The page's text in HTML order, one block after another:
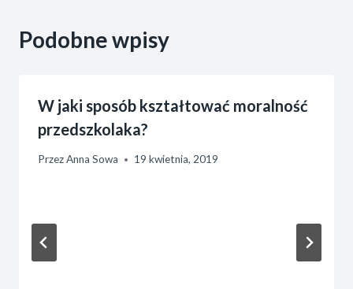
Podobne wpisy
W jaki sposób kształtować moralność
przedszkolaka?
PrzezAnna Sowa 19 kwietnia, 2019